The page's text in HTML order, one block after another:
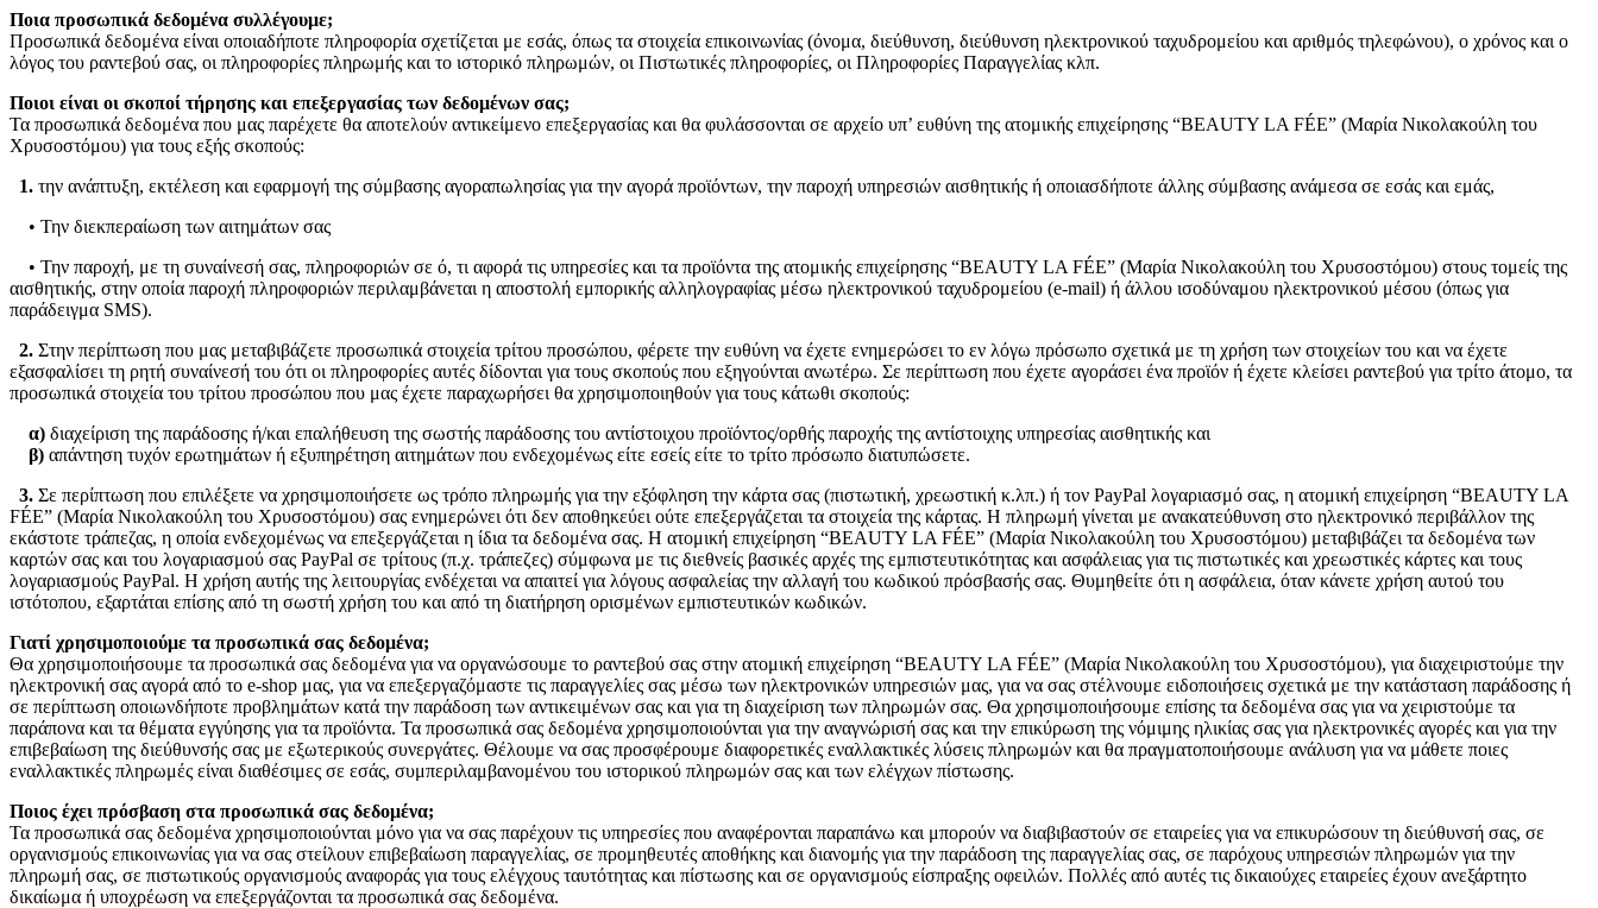
Ποια προσωπικά δεδομένα συλλέγουμε;
Προσωπικά δεδομένα είναι οποιαδήποτε πληροφορία σχετίζεται με εσάς, όπως τα στοιχεία επικοινωνίας (όνομα, διεύθυνση, διεύθυνση ηλεκτρονικού ταχυδρομείου και αριθμός τηλεφώνου), ο χρόνος και ο
λόγος του ραντεβού σας, οι πληροφορίες πληρωμής και το ιστορικό πληρωμών, οι Πιστωτικές πληροφορίες, οι Πληροφορίες Παραγγελίας κλπ.
Ποιοι είναι οι σκοποί τήρησης και επεξεργασίας των δεδομένων σας;
Τα προσωπικά δεδομένα που μας παρέχετε θα αποτελούν αντικείμενο επεξεργασίας και θα φυλάσσονται σε αρχείο υπ’ ευθύνη της ατομικής επιχείρησης “BEAUTY LA FÉE” (Μαρία Νικολακούλη του
Χρυσοστόμου) για τους εξής σκοπούς:
1. την ανάπτυξη, εκτέλεση και εφαρμογή της σύμβασης αγοραπωλησίας για την αγορά προϊόντων, την παροχή υπηρεσιών αισθητικής ή οποιασδήποτε άλλης σύμβασης ανάμεσα σε εσάς και εμάς,
• Την διεκπεραίωση των αιτημάτων σας
• Την παροχή, με τη συναίνεσή σας, πληροφοριών σε ό, τι αφορά τις υπηρεσίες και τα προϊόντα της ατομικής επιχείρησης “BEAUTY LA FÉE” (Μαρία Νικολακούλη του Χρυσοστόμου) στους τομείς της
αισθητικής, στην οποία παροχή πληροφοριών περιλαμβάνεται η αποστολή εμπορικής αλληλογραφίας μέσω ηλεκτρονικού ταχυδρομείου (e-mail) ή άλλου ισοδύναμου ηλεκτρονικού μέσου (όπως για
παράδειγμα SMS).
2. Στην περίπτωση που μας μεταβιβάζετε προσωπικά στοιχεία τρίτου προσώπου, φέρετε την ευθύνη να έχετε ενημερώσει το εν λόγω πρόσωπο σχετικά με τη χρήση των στοιχείων του και να έχετε
εξασφαλίσει τη ρητή συναίνεσή του ότι οι πληροφορίες αυτές δίδονται για τους σκοπούς που εξηγούνται ανωτέρω. Σε περίπτωση που έχετε αγοράσει ένα προϊόν ή έχετε κλείσει ραντεβού για τρίτο άτομο, τα
προσωπικά στοιχεία του τρίτου προσώπου που μας έχετε παραχωρήσει θα χρησιμοποιηθούν για τους κάτωθι σκοπούς:
α) διαχείριση της παράδοσης ή/και επαλήθευση της σωστής παράδοσης του αντίστοιχου προϊόντος/ορθής παροχής της αντίστοιχης υπηρεσίας αισθητικής και
β) απάντηση τυχόν ερωτημάτων ή εξυπηρέτηση αιτημάτων που ενδεχομένως είτε εσείς είτε το τρίτο πρόσωπο διατυπώσετε.
3. Σε περίπτωση που επιλέξετε να χρησιμοποιήσετε ως τρόπο πληρωμής για την εξόφληση την κάρτα σας (πιστωτική, χρεωστική κ.λπ.) ή τον PayPal λογαριασμό σας, η ατομική επιχείρηση “BEAUTY LA
FÉE” (Μαρία Νικολακούλη του Χρυσοστόμου) σας ενημερώνει ότι δεν αποθηκεύει ούτε επεξεργάζεται τα στοιχεία της κάρτας. Η πληρωμή γίνεται με ανακατεύθυνση στο ηλεκτρονικό περιβάλλον της
εκάστοτε τράπεζας, η οποία ενδεχομένως να επεξεργάζεται η ίδια τα δεδομένα σας. Η ατομική επιχείρηση “BEAUTY LA FÉE” (Μαρία Νικολακούλη του Χρυσοστόμου) μεταβιβάζει τα δεδομένα των
καρτών σας και του λογαριασμού σας PayPal σε τρίτους (π.χ. τράπεζες) σύμφωνα με τις διεθνείς βασικές αρχές της εμπιστευτικότητας και ασφάλειας για τις πιστωτικές και χρεωστικές κάρτες και τους
λογαριασμούς PayPal. Η χρήση αυτής της λειτουργίας ενδέχεται να απαιτεί για λόγους ασφαλείας την αλλαγή του κωδικού πρόσβασής σας. Θυμηθείτε ότι η ασφάλεια, όταν κάνετε χρήση αυτού του
ιστότοπου, εξαρτάται επίσης από τη σωστή χρήση του και από τη διατήρηση ορισμένων εμπιστευτικών κωδικών.
Γιατί χρησιμοποιούμε τα προσωπικά σας δεδομένα;
Θα χρησιμοποιήσουμε τα προσωπικά σας δεδομένα για να οργανώσουμε το ραντεβού σας στην ατομική επιχείρηση “BEAUTY LA FÉE” (Μαρία Νικολακούλη του Χρυσοστόμου), για διαχειριστούμε την
ηλεκτρονική σας αγορά από το e-shop μας, για να επεξεργαζόμαστε τις παραγγελίες σας μέσω των ηλεκτρονικών υπηρεσιών μας, για να σας στέλνουμε ειδοποιήσεις σχετικά με την κατάσταση παράδοσης ή
σε περίπτωση οποιωνδήποτε προβλημάτων κατά την παράδοση των αντικειμένων σας και για τη διαχείριση των πληρωμών σας. Θα χρησιμοποιήσουμε επίσης τα δεδομένα σας για να χειριστούμε τα
παράπονα και τα θέματα εγγύησης για τα προϊόντα. Τα προσωπικά σας δεδομένα χρησιμοποιούνται για την αναγνώρισή σας και την επικύρωση της νόμιμης ηλικίας σας για ηλεκτρονικές αγορές και για την
επιβεβαίωση της διεύθυνσής σας με εξωτερικούς συνεργάτες. Θέλουμε να σας προσφέρουμε διαφορετικές εναλλακτικές λύσεις πληρωμών και θα πραγματοποιήσουμε ανάλυση για να μάθετε ποιες
εναλλακτικές πληρωμές είναι διαθέσιμες σε εσάς, συμπεριλαμβανομένου του ιστορικού πληρωμών σας και των ελέγχων πίστωσης.
Ποιος έχει πρόσβαση στα προσωπικά σας δεδομένα;
Τα προσωπικά σας δεδομένα χρησιμοποιούνται μόνο για να σας παρέχουν τις υπηρεσίες που αναφέρονται παραπάνω και μπορούν να διαβιβαστούν σε εταιρείες για να επικυρώσουν τη διεύθυνσή σας, σε
οργανισμούς επικοινωνίας για να σας στείλουν επιβεβαίωση παραγγελίας, σε προμηθευτές αποθήκης και διανομής για την παράδοση της παραγγελίας σας, σε παρόχους υπηρεσιών πληρωμών για την
πληρωμή σας, σε πιστωτικούς οργανισμούς αναφοράς για τους ελέγχους ταυτότητας και πίστωσης και σε οργανισμούς είσπραξης οφειλών. Πολλές από αυτές τις δικαιούχες εταιρείες έχουν ανεξάρτητο
δικαίωμα ή υποχρέωση να επεξεργάζονται τα προσωπικά σας δεδομένα.